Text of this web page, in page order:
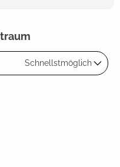
Schnellstmöglich